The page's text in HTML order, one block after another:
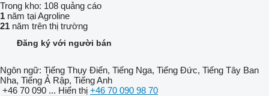
Trong kho: 108 quảng cáo
1 năm tại Agroline
21 năm trên thị trường
Đăng ký với người bán
Ngôn ngữ: Tiếng Thụy Điển, Tiếng Nga, Tiếng Đức, Tiếng Tây Ban
Nha, Tiếng Ả Rập, Tiếng Anh
+46 70 090 ... Hiển thị +46 70 090 98 70